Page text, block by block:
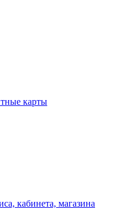
карты
кабинета, магазина